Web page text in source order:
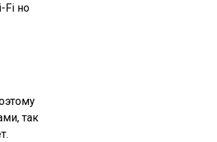
Fi но
так